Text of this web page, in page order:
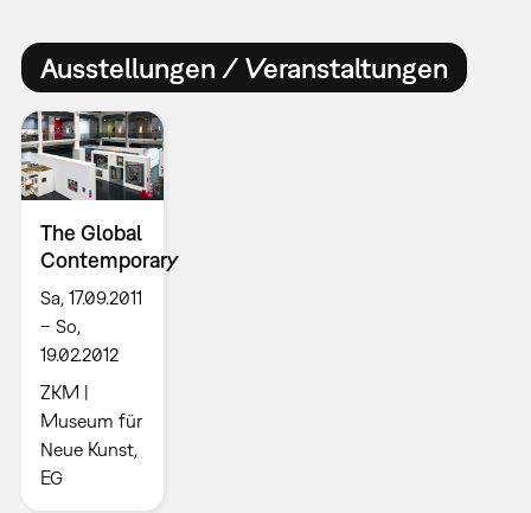
Ausstellungen / Veranstaltungen
The Global
Contemporary
Sa, 17.09.2011
– So,
19.02.2012
ZKM |
Museum für
Neue Kunst,
EG